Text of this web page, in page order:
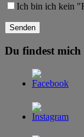
Ich bin ich kein
Du findest